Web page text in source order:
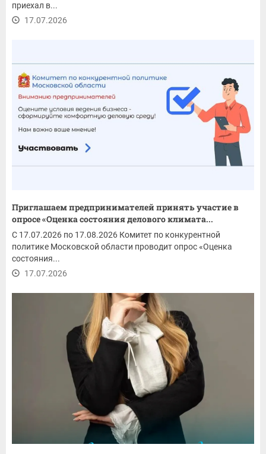
приехал в...
17.07.2026
Приглашаем предпринимателей принять участие в
опросе «Оценка состояния делового климата...
С 17.07.2026 по 17.08.2026 Комитет по конкурентной
политике Московской области проводит опрос «Оценка
состояния...
17.07.2026